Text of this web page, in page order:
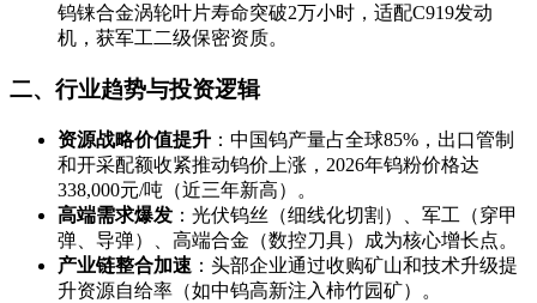
钨铼合金涡轮叶片寿命突破2万小时，适配C919发动
机，获军工二级保密资质。
二、行业趋势与投资逻辑
​资源战略价值提升​ ​：中国钨产量占全球85%，出口管制
和开采配额收紧推动钨价上涨，2026年钨粉价格达
338,000元/吨（近三年新高）。
​高端需求爆发​ ​：光伏钨丝（细线化切割）、军工（穿甲
弹、导弹）、高端合金（数控刀具）成为核心增长点。
​产业链整合加速​ ​：头部企业通过收购矿山和技术升级提
升资源自给率（如中钨高新注入柿竹园矿）。